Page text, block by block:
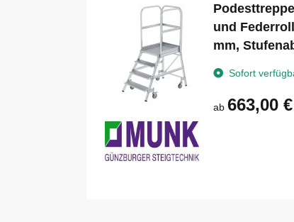
und
mm,
Sofort
ab663,00